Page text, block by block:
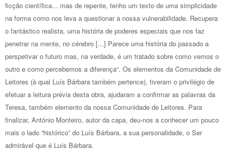
ficção científica... mas de repente, tenho um texto de uma simplicidade
na forma como nos leva a questionar a nossa vulnerabilidade. Recupera
o fantástico realista, uma história de poderes especiais que nos faz
penetrar na mente, no cérebro [...] Parece uma história do passado a
perspetivar o futuro mas, na verdade, é um tratado sobre como vemos o
outro e como percebemos a diferença“. Os elementos da Comunidade de
Leitores (à qual Luís Bárbara também pertence), tiveram o privilégio de
efetuar a leitura prévia desta obra, ajudaram a confirmar as palavras da
Teresa, também elemento da nossa Comunidade de Leitores. Para
finalizar, António Monteiro, autor da capa, deu-nos a conhecer um pouco
mais o lado “histórico” do Luís Bárbara, a sua personalidade, o Ser
admirável que é Luís Bárbara.